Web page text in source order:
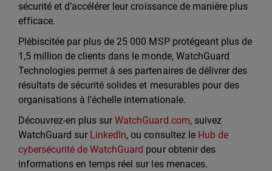
sécurité et d’accélérer leur croissance de manière plus
efficace.
Plébiscitée par plus de 25 000 MSP protégeant plus de
1,5 million de clients dans le monde, WatchGuard
Technologies permet à ses partenaires de délivrer des
résultats de sécurité solides et mesurables pour des
organisations à l’échelle internationale.
Découvrez-en plus surWatchGuard.com, suivez
WatchGuard sur LinkedIn, ou consultez le Hub de
cybersécurité de WatchGuard pour obtenir des
informations en temps réel sur les menaces.